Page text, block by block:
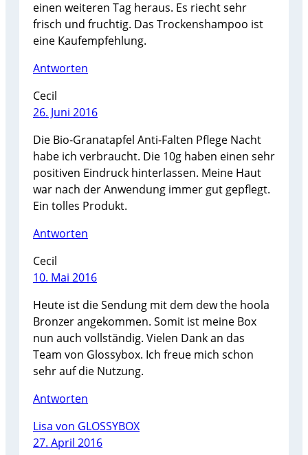
einen weiteren Tag heraus. Es riecht sehr
frisch und fruchtig. Das Trockenshampoo ist
eine Kaufempfehlung.
Antworten
Cecil
26. Juni 2016
Die Bio-Granatapfel Anti-Falten Pflege Nacht
habe ich verbraucht. Die 10g haben einen sehr
positiven Eindruck hinterlassen. Meine Haut
war nach der Anwendung immer gut gepflegt.
Ein tolles Produkt.
Antworten
Cecil
10. Mai 2016
Heute ist die Sendung mit dem dew the hoola
Bronzer angekommen. Somit ist meine Box
nun auch vollständig. Vielen Dank an das
Team von Glossybox. Ich freue mich schon
sehr auf die Nutzung.
Antworten
Lisa von GLOSSYBOX
27. April 2016